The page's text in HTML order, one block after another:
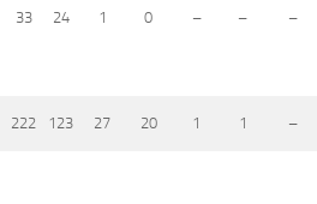
33 24 1 0 – – –
222 123 27 20 1 1 –